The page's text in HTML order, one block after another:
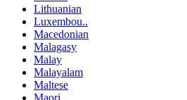
Lithuanian
Luxembou..
Macedonian
Malagasy
Malay
Malayalam
Maltese